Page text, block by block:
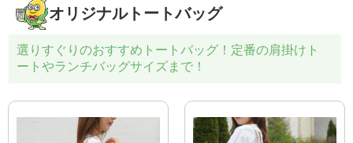
オリジナルトートバッグ
選りすぐりのおすすめトートバッグ！定番の肩掛けト
ートやランチバッグサイズまで！